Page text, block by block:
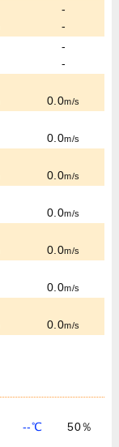
-
-
-
-
0.0m/s
0.0m/s
0.0m/s
0.0m/s
0.0m/s
0.0m/s
0.0m/s
--℃ 50％